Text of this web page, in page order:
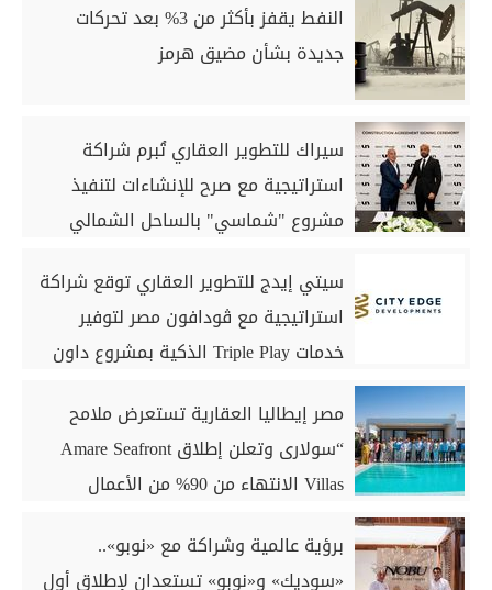
النفط يقفز بأكثر من 3% بعد تحركات
جديدة بشأن مضيق هرمز
سيراك للتطوير العقاري تُبرم شراكة
استراتيجية مع صرح للإنشاءات لتنفيذ
مشروع "شماسي" بالساحل الشمالي
سيتي إيدج للتطوير العقاري توقع شراكة
استراتيجية مع ڤودافون مصر لتوفير
خدمات Triple Play الذكية بمشروع داون
مصر إيطاليا العقارية تستعرض ملامح
“سولارى وتعلن إطلاق Amare Seafront
Villas الانتهاء من 90% من الأعمال
برؤية عالمية وشراكة مع «نوبو»..
«سوديك» و«نوبو» تستعدان لإطلاق أول